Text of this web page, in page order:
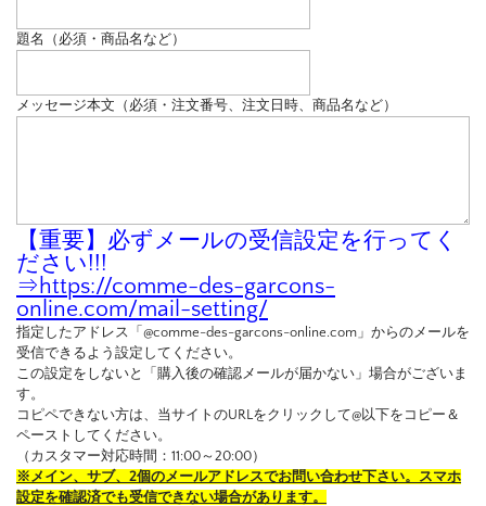
題名（必須・商品名など）
メッセージ本文（必須・注文番号、注文日時、商品名など）
【重要】必ずメールの受信設定を行ってく
ださい!!!
⇒https://comme-des-garcons-
online.com/mail-setting/
指定したアドレス「@comme-des-garcons-online.com」からのメールを
受信できるよう設定してください。
この設定をしないと「購入後の確認メールが届かない」場合がございま
す。
コピペできない方は、当サイトのURLをクリックして@以下をコピー＆
ペーストしてください。
（カスタマー対応時間：11:00～20:00）
※メイン、サブ、2個のメールアドレスでお問い合わせ下さい。スマホ
設定を確認済でも受信できない場合があります。